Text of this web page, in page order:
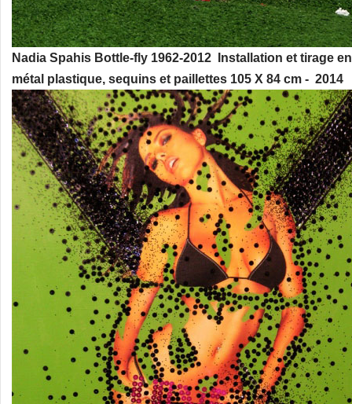
Nadia Spahis Bottle-fly 1962-2012 Installation et tirage
métal plastique, sequins et paillettes 105 X 84 cm - 2014